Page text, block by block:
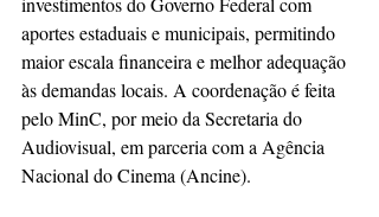
aportes estaduais e municipais, permitindo
maior escala financeira e melhor adequação
às demandas locais. A coordenação é feita
pelo MinC, por meio da Secretaria do
Audiovisual, em parceria com a Agência
Nacional do Cinema (Ancine).